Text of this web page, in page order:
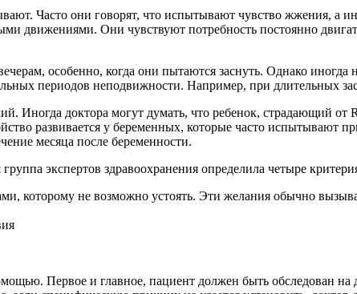
Часто они говорят, что испытывают чувство жжения, а
движениями. Они чувствуют потребность постоянно
особенно, когда они пытаются заснуть. Однако
периодов неподвижности. Например, при длительных
Иногда доктора могут думать, что ребенок, страдающий
развивается у беременных, которые часто испытывают
месяца после беременности.
экспертов здравоохранения определила четыре
которому не возможно устоять. Эти желания обычно
Первое и главное, пациент должен быть обследован на